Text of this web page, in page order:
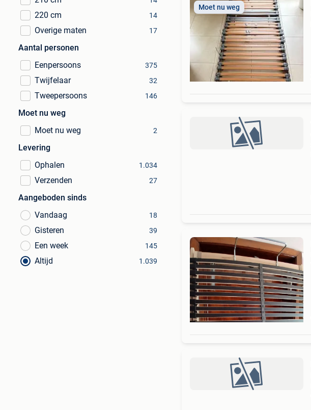
220 cm 14
Overige maten 17
Aantal personen
Eenpersoons
375
Twijfelaar 32
Tweepersoons 146
Moet nu weg
Moet nu weg
2
Levering
Ophalen
1.034
Verzenden 27
Aangeboden sinds
Vandaag
18
Gisteren 39
Een week 145
Altijd 1.039
Moet nu weg